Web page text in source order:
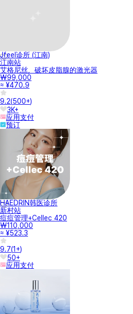
Jfeel诊所 (江南)
江南站
艾格尼丝，破坏皮脂腺的激光器
₩99,000
≈ ¥470.9
9.2(500+)
3K+
应用支付
预订
HAEDRIN韩医诊所
新村站
痘痘管理+Cellec 420
₩110,000
≈ ¥523.3
9.7(1+)
50+
应用支付